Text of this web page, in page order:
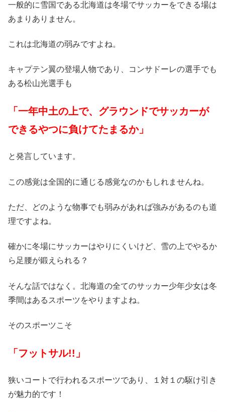
一般的に雪国である北海道は冬場でサッカーをできる場は
あまりありません。
これは北海道の弱みですよね。
キャプテン翼の登場人物であり、コンサドーレの選手でも
ある松山光選手も
「一年中土の上で、グラウンドでサッカーが
できるやつに負けてたまるか」
と発言しています。
この感覚は全国的に通じる感覚なのかもしれませんね。
ただ、どのような物事でも弱みがあれば強みがあるのも道
理ですよね。
確かに冬場にサッカーはやりにくいけど、雪の上でやるか
ら足腰が鍛えられる？
そんな話ではなく。北海道の全てのサッカー少年少女は冬
季間はあるスポーツをやりますよね。
そのスポーツこそ
「フットサル!!」
狭いコートで行われるスポーツであり、１対１の駆け引き
が魅力的です！